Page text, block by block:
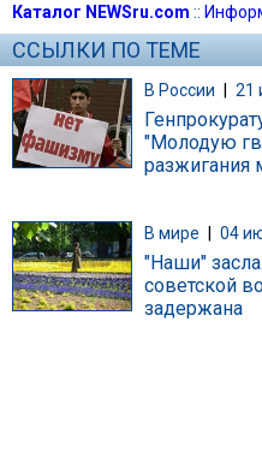
Каталог NEWSru.com ::
ССЫЛКИ ПО ТЕМЕ
В России | 21
"Молодую
разжигания
В мире 04
"Наши"
советской
задержана